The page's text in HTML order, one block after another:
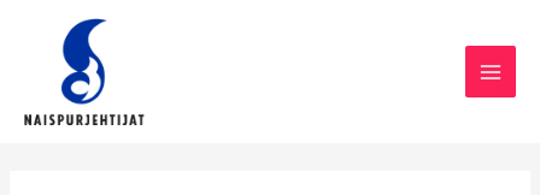
sisältöön
Main